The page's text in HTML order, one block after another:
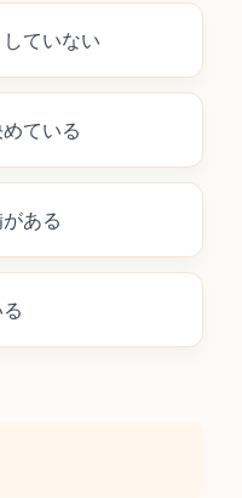
ていない
ている
ある